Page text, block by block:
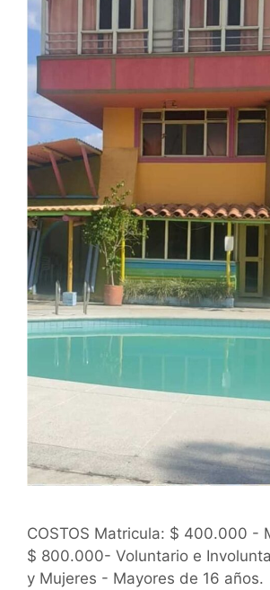
COSTOS Matricula: $ 400.000 -
$ 800.000- Voluntario e
y Mujeres - Mayores de 16 años.